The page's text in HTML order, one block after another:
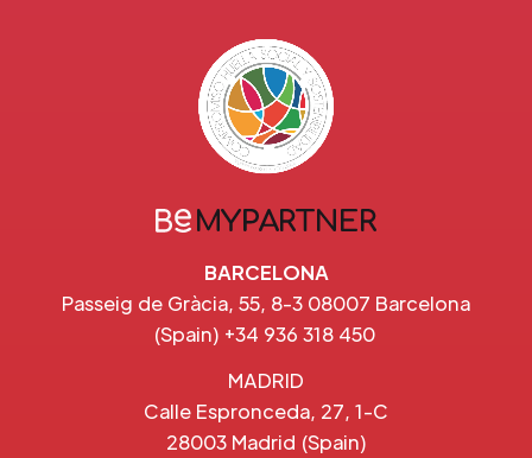
BARCELONA
Passeig de Gràcia, 55, 8-3 08007 Barcelona
(Spain) +34 936 318 450
MADRID
Calle Espronceda, 27, 1-C
28003 Madrid (Spain)